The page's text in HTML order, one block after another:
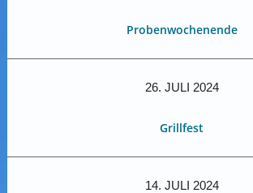
Probenwochenende
26. JULI 2024
Grillfest
14. JULI 2024